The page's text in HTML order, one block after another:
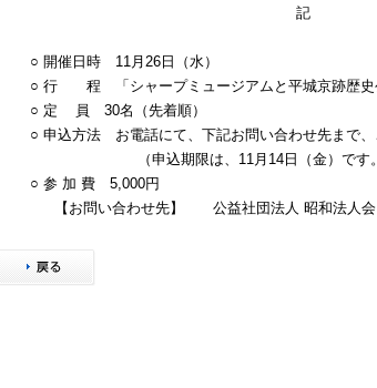
記
○ 開催日時 11月26日（水）
○ 行 程 「シャープミュージアムと平城京跡歴史
○ 定
員 30名（先着順）
○ 申込方法 お電話にて、下記お問い合わせ先まで、
（申込期限は、 11月 14 日（金）です
○ 参 加 費 5,000円
【お問い合わせ先】 公益社団法人 昭和法